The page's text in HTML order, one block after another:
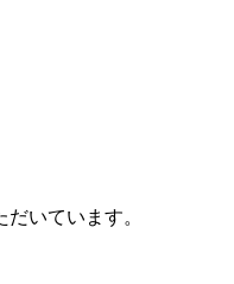
いています。